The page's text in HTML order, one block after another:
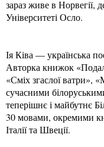
зараз живе в Норвегії,
Університеті Осло.
Ія Ківа — українська
Авторка книжок
«Сміх згаслої ватри»,
сучасними
теперішнє і майбутнє
30 мовами, окремими
Італії та Швеції.